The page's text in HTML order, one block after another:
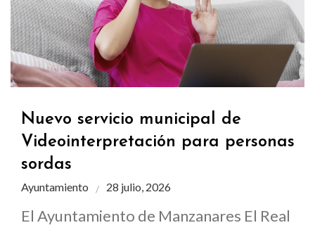
Nuevo servicio municipal de
Videointerpretación para personas
sordas
Ayuntamiento 28 julio, 2026
El Ayuntamiento de Manzanares El Real